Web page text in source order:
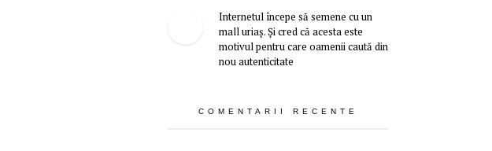
Internetul începe să semene cu un
mall uriaș. Și cred că acesta este
motivul pentru care oamenii caută din
nou autenticitate
COMENTARII RECENTE